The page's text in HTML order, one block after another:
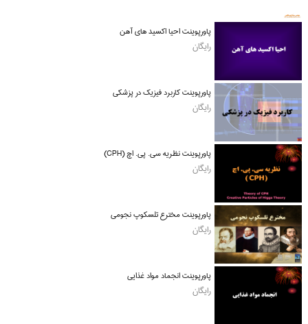
پاورپوینت احیا اکسید های آهن
رایگان
پاورپوینت کاربرد فیزیک در پزشکی
رایگان
پاورپوینت نظریه سی. پی. اچ (CPH)
رایگان
پاورپوینت مخترع تلسکوپ نجومی
رایگان
پاورپوینت انجماد مواد غذایی
رایگان